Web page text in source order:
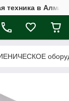
техника в